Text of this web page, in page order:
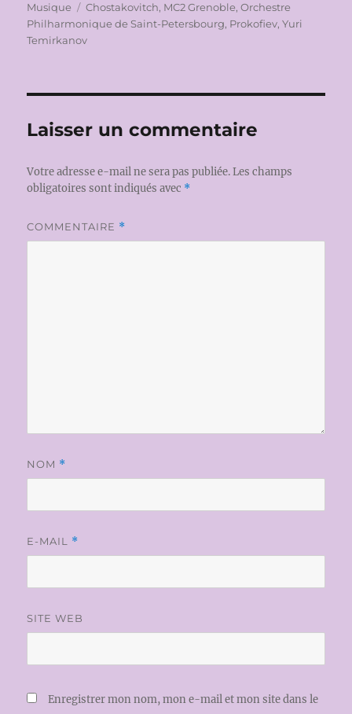
le
Musique Étiquettes
Chostakovitch, MC2 Grenoble,Orchestre
Philharmonique de Saint-Petersbourg, Prokofiev,Yuri
Temirkanov
Laisser un commentaire
Votre adresse e-mail ne sera pas publiée. Les champs
obligatoires sont indiqués avec *
COMMENTAIRE *
NOM *
E-MAIL *
SITE WEB
Enregistrer mon nom, mon e-mail et mon site dans le